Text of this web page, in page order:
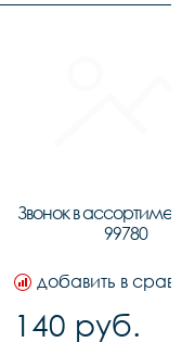
Звонок в
99780
добавить в
140 руб.